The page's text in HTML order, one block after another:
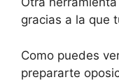
gracias a la que
Como puedes
prepararte